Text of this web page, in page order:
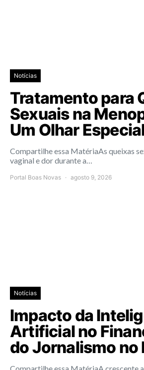
Notícias
Tratamento para
Sexuais na
Um Olhar
Compartilhe essa MatériaAs queixas
vaginal e dor durante a…
Portal Boas Novas agosto 9, 2026
Notícias
Impacto da
Artificial no
do Jornalismo no